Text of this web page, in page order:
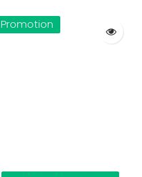
Promotion